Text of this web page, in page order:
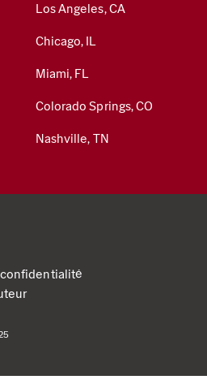
Los Angeles, CA
Chicago, IL
Miami, FL
Colorado Springs, CO
Nashville, TN